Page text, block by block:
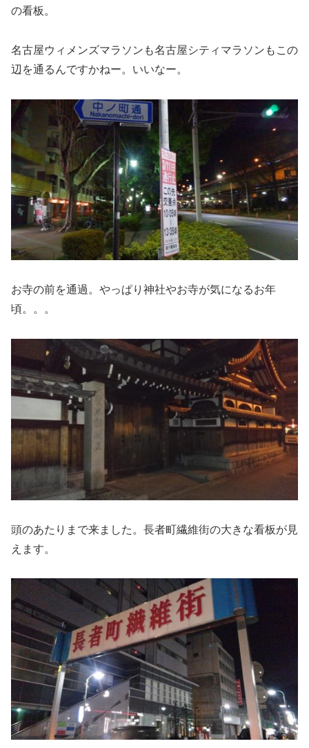
の看板。
名古屋ウィメンズマラソンも名古屋シティマラソンもこの
辺を通るんですかねー。いいなー。
お寺の前を通過。やっぱり神社やお寺が気になるお年
頃。。。
頭のあたりまで来ました。長者町繊維街の大きな看板が見
えます。